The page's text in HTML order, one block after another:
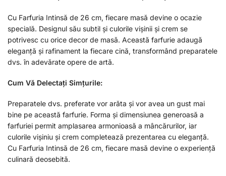
Cu Farfuria Intinsă de 26 cm, fiecare masă devine o ocazie
specială. Designul său subtil și culorile vișinii și crem se
potrivesc cu orice decor de masă. Această farfurie adaugă
eleganță și rafinament la fiecare cină, transformând preparatele
dvs. în adevărate opere de artă.
Cum Vă Delectați Simțurile:
Preparatele dvs. preferate vor arăta și vor avea un gust mai
bine pe această farfurie. Forma și dimensiunea generoasă a
farfuriei permit amplasarea armonioasă a mâncărurilor, iar
culorile vișiniu și crem completează prezentarea cu eleganță.
Cu Farfuria Intinsă de 26 cm, fiecare masă devine o experiență
culinară deosebită.